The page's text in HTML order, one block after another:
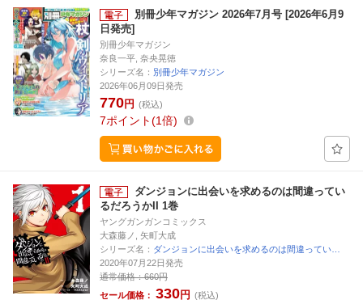
別冊少年マガジン 2026年7月号 [2026年6月9
日発売]
別冊少年マガジン
奈良一平, 奈央晃徳
シリーズ名： 別冊少年マガジン
2026年06月09日発売
770円 (税込)
7ポイント 1倍
ダンジョンに出会いを求めるのは間違ってい
るだろうかII 1巻
ヤングガンガンコミックス
大森藤ノ, 矢町大成
シリーズ名： ダンジョンに出会いを求めるのは間違ってい…
2020年07月22日発売
通常価格：660円
セール価格： 330円 (税込)